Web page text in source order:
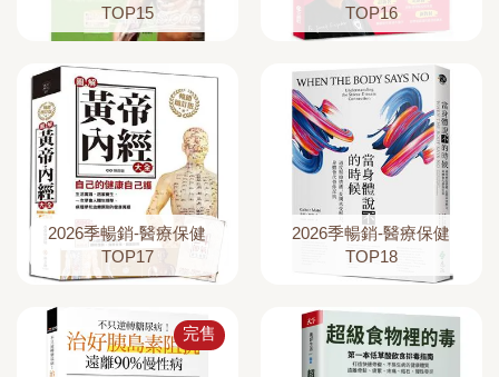
TOP15
TOP16
2026季暢銷-醫療保健
TOP17
2026季暢銷-醫療保健
TOP18
完售